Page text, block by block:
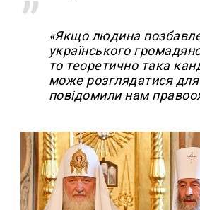
«Якщо людина
українського
то теоретично така
може розглядатися
повідомили нам